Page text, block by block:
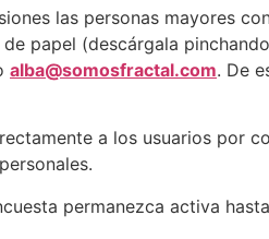
las personas mayores
papel (descárgala pinchando
alba@somosfractal.com. De
a los usuarios por
permanezca activa